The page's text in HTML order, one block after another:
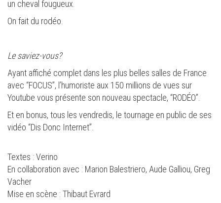
un cheval fougueux.
On fait du rodéo.
Le saviez-vous?
Ayant affiché complet dans les plus belles salles de France
avec “FOCUS”, l’humoriste aux 150 millions de vues sur
Youtube vous présente son nouveau spectacle, “RODÉO”.
Et en bonus, tous les vendredis, le tournage en public de ses
vidéo “Dis Donc Internet”.
Textes : Verino
En collaboration avec : Marion Balestriero, Aude Galliou, Greg
Vacher
Mise en scène : Thibaut Evrard